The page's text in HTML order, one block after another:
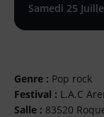
Samedi 25
Genre : Pop rock
Festival : L.A.C
Salle : 83520